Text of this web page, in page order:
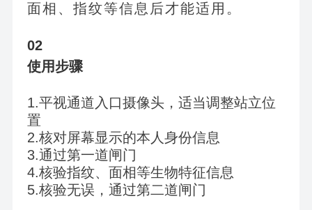
面相、指纹等信息后才能适用。
02
使用步骤
1.平视通道入口摄像头，适当调整站立位
置
2.核对屏幕显示的本人身份信息
3.通过第一道闸门
4.核验指纹、面相等生物特征信息
5.核验无误，通过第二道闸门